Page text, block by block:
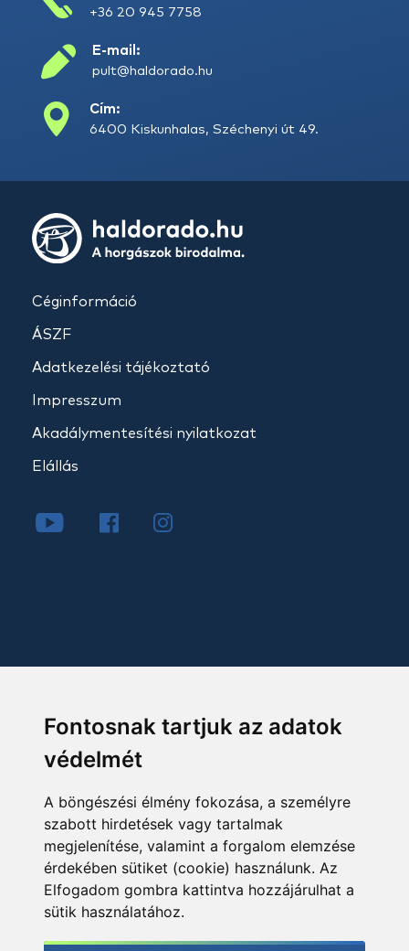
Fontosnak tartjuk az adatok
védelmét
A böngészési élmény fokozása, a személyre
szabott hirdetések vagy tartalmak
megjelenítése, valamint a forgalom elemzése
érdekében sütiket (cookie) használunk. Az
Elfogadom gombra kattintva hozzájárulhat a
sütik használatához.
+36 20 945 7758
E-mail:
pult@haldorado.hu
Cím:
6400 Kiskunhalas, Széchenyi út 49.
Céginformáció
ÁSZF
Adatkezelési tájékoztató
Impresszum
Akadálymentesítési nyilatkozat
Elállás